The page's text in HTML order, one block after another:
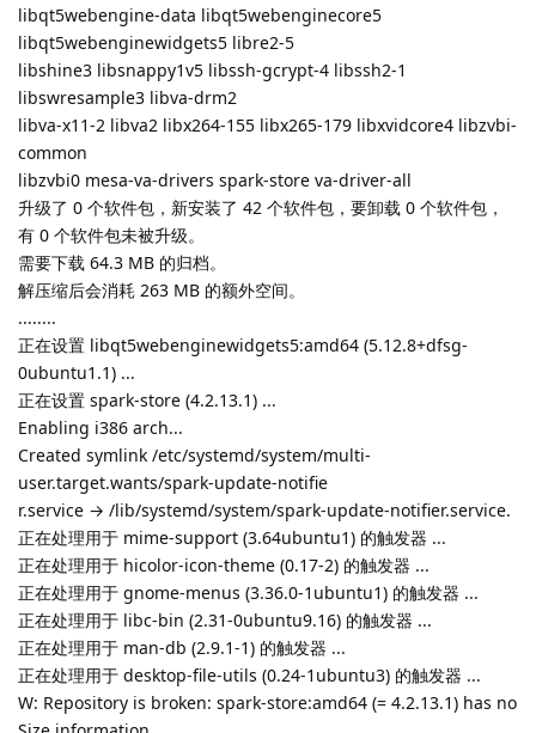
libqt5webengine-data libqt5webenginecore5
libqt5webenginewidgets5 libre2-5
libshine3 libsnappy1v5 libssh-gcrypt-4 libssh2-1
libswresample3 libva-drm2
libva-x11-2 libva2 libx264-155 libx265-179 libxvidcore4 libzvbi-
common
libzvbi0 mesa-va-drivers spark-store va-driver-all
升级了 0 个软件包，新安装了 42 个软件包，要卸载 0 个软件包，
有 0 个软件包未被升级。
需要下载 64.3 MB 的归档。
解压缩后会消耗 263 MB 的额外空间。
........
正在设置 libqt5webenginewidgets5:amd64 (5.12.8+dfsg-
0ubuntu1.1) ...
正在设置 spark-store (4.2.13.1) ...
Enabling i386 arch...
Created symlink /etc/systemd/system/multi-
user.target.wants/spark-update-notifie
r.service → /lib/systemd/system/spark-update-notifier.service.
正在处理用于 mime-support (3.64ubuntu1) 的触发器 ...
正在处理用于 hicolor-icon-theme (0.17-2) 的触发器 ...
正在处理用于 gnome-menus (3.36.0-1ubuntu1) 的触发器 ...
正在处理用于 libc-bin (2.31-0ubuntu9.16) 的触发器 ...
正在处理用于 man-db (2.9.1-1) 的触发器 ...
正在处理用于 desktop-file-utils (0.24-1ubuntu3) 的触发器 ...
W: Repository is broken: spark-store:amd64 (= 4.2.13.1) has no